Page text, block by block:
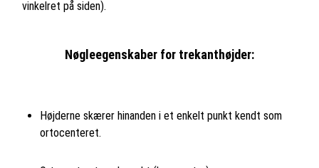
vinkelret på siden).
Nøgleegenskaber for trekanthøjder:
Højderne skærer hinanden i et enkelt punkt kendt som
ortocenteret.